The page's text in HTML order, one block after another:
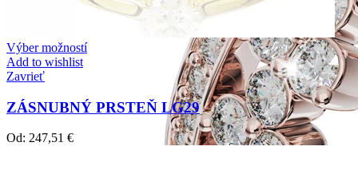
Výber možností
Add to wishlist
Zavrieť
ZÁSNUBNÝ PRSTEŇ LG29
Od: 247,51 €